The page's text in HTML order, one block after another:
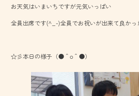
ok
お天気はいまいちですが元気いっぱい
全員出席です(^_-)全員でお祝いが出来て良かっ
☆彡本日の様子（●＾o＾●）